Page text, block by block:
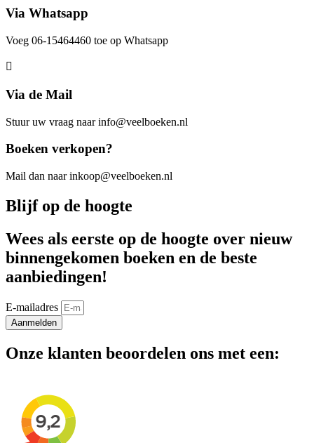
Via Whatsapp
Voeg 06-15464460 toe op Whatsapp
Via de Mail
Stuur uw vraag naar info@veelboeken.nl
Boeken verkopen?
Mail dan naar inkoop@veelboeken.nl
Blijf op de hoogte
Wees als eerste op de hoogte over nieuw
binnengekomen boeken en de beste
aanbiedingen!
E-mailadres
Aanmelden
Onze klanten beoordelen ons met een: